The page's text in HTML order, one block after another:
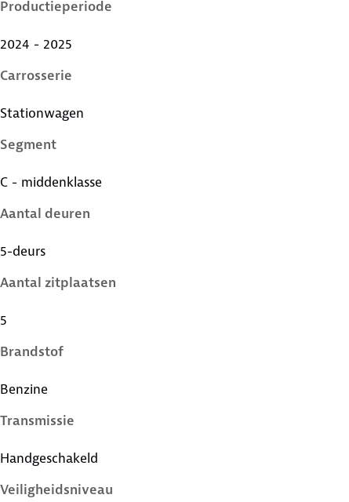
Productieperiode
2024 - 2025
Carrosserie
Stationwagen
Segment
C - middenklasse
Aantal deuren
5-deurs
Aantal zitplaatsen
5
Brandstof
Benzine
Transmissie
Handgeschakeld
Veiligheidsniveau